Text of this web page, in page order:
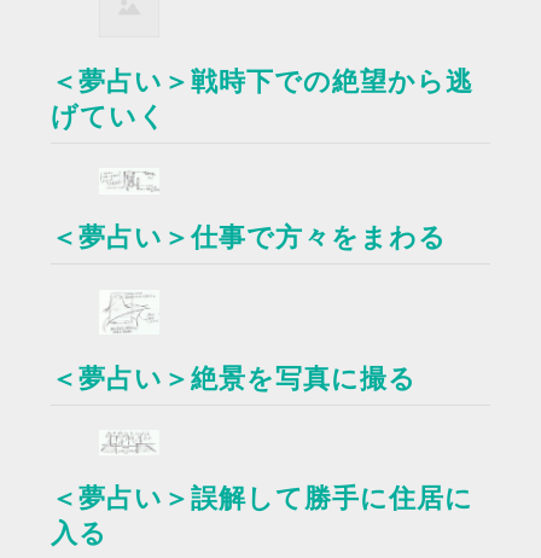
＜夢占い＞戦時下での絶望から逃
げていく
＜夢占い＞仕事で方々をまわる
＜夢占い＞絶景を写真に撮る
＜夢占い＞誤解して勝手に住居に
入る